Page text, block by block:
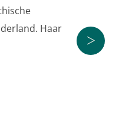
prikkelen.’
Haar
>